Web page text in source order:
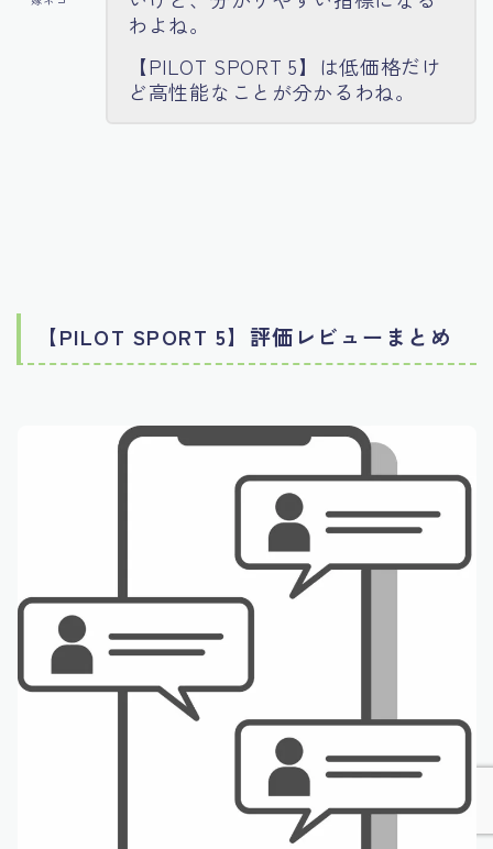
わよね。
【PILOT SPORT 5】 は低価格だけ
ど高性能なことが分かるわね。
【PILOT SPORT 5】評価レビューまとめ